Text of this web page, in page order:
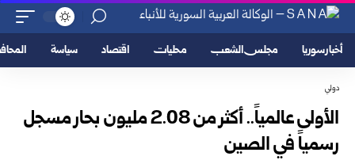
أخبار سوريا مجلس الشعب محليات اقتصاد سياسة
دولي
الأولى عالمياً.. أكثر من 2.08 مليون بحار مسجل
رسمياً في الصين